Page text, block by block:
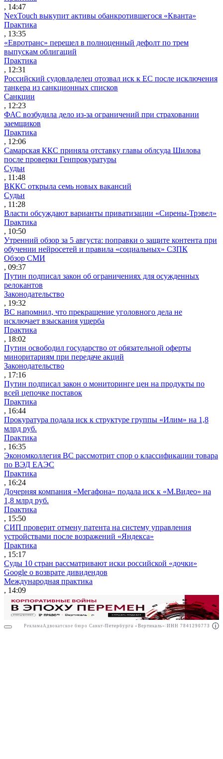
РекламаООО "Право.ру" ИНН: 7704835288
, 14:47
NexTouch выкупит активы обанкротившегося «Кванта»
Практика
, 13:35
«Евротранс» перешел в полноценный дефолт по трем
выпускам облигаций
Практика
, 12:31
Российский судовладелец отозвал иск к ЕС после исключения
танкера из санкционных списков
Санкции
, 12:23
ФАС возбудила дело из-за ограничений при страховании
заемщиков
Практика
, 12:06
Самарская ККС приняла отставку главы облсуда Шилова
после проверки Генпрокуратуры
Судьи
, 11:48
ВККС открыла семь новых вакансий
Судьи
, 11:28
Власти обсуждают варианты приватизации «Сирены-Трэвел»
Практика
, 10:50
Утренний обзор за 5 августа: поправки о защите контента при
обучении нейросетей и правила «социальных» СЗПК
Обзор СМИ
, 09:37
Путин подписал закон об ограничениях для осужденных
релокантов
Законодательство
, 19:32
ВС напомнил, что прекращение уголовного дела не
исключает взыскания ущерба
Практика
, 18:02
Путин освободил государство от обязательной оферты
миноритариям при передаче акций
Законодательство
, 17:16
Путин подписал закон о мониторинге цен на продукты по
всей цепочке поставок
Практика
, 16:44
Прокуратура подала иск к структуре группы «Илим» на 1,8
млрд руб.
Практика
, 16:35
Экономколлегия ВС рассмотрит спор о классификации товара
по ВЭД ЕАЭС
Практика
, 16:24
Дочерняя компания «Мегафона» подала иск к «М.Видео» на
1,8 млрд руб.
Практика
, 15:50
СИП проверит отмену патента на систему управления
устройствами после возражений «Яндекса»
Практика
, 15:17
Суды 10 стран рассматривают иски российской «дочки»
Google о возврате дивидендов
Международная практика
, 14:09
Реклама Адвокатское бюро Санкт-Петербурга «Вертикаль» ИНН 7841290773